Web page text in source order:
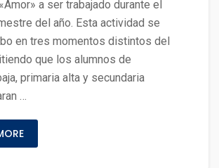
a ser trabajado durante el
del año. Esta actividad se
en tres momentos distintos del
que los alumnos de
primaria alta y secundaria
…